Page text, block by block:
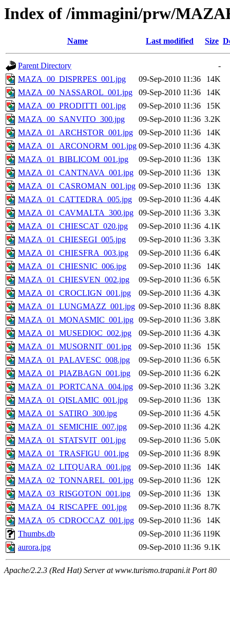
Index of /immagini/prw/
Name Last modified Size
Parent Directory
-
MAZA_00_DISPRPES_001.jpg
09-Sep-2010 11:36
14K
MAZA_00_NASSAROL_001.jpg
09-Sep-2010 11:36
14K
MAZA_00_PRODITTI_001.jpg
09-Sep-2010 11:36
15K
MAZA_00_SANVITO_300.jpg
09-Sep-2010 11:36 3.2K
MAZA_01_ARCHSTOR_001.jpg
09-Sep-2010 11:36
14K
MAZA_01_ARCONORM_001.jpg 09-Sep-2010 11:36 4.3K
MAZA_01_BIBLICOM_001.jpg
09-Sep-2010 11:36
13K
MAZA_01_CANTNAVA_001.jpg 09-Sep-2010 11:36
13K
MAZA_01_CASROMAN_001.jpg 09-Sep-2010 11:36
13K
MAZA_01_CATTEDRA_005.jpg
09-Sep-2010 11:36 4.4K
MAZA_01_CAVMALTA_300.jpg 09-Sep-2010 11:36 3.3K
MAZA_01_CHIESCAT_020.jpg
09-Sep-2010 11:36 4.1K
MAZA_01_CHIESEGI_005.jpg
09-Sep-2010 11:36 3.3K
MAZA_01_CHIESFRA_003.jpg
09-Sep-2010 11:36 6.4K
MAZA_01_CHIESNIC_006.jpg
09-Sep-2010 11:36
14K
MAZA_01_CHIESVEN_002.jpg
09-Sep-2010 11:36 6.5K
MAZA_01_CROCLIGN_001.jpg
09-Sep-2010 11:36 4.3K
MAZA_01_LUNGMAZZ_001.jpg 09-Sep-2010 11:36 8.8K
MAZA_01_MONASMIC_001.jpg 09-Sep-2010 11:36 3.8K
MAZA_01_MUSEDIOC_002.jpg
09-Sep-2010 11:36 4.3K
MAZA_01_MUSORNIT_001.jpg
09-Sep-2010 11:36
15K
MAZA_01_PALAVESC_008.jpg
09-Sep-2010 11:36 6.5K
MAZA_01_PIAZBAGN_001.jpg
09-Sep-2010 11:36 6.2K
MAZA_01_PORTCANA_004.jpg
09-Sep-2010 11:36 3.2K
MAZA_01_QISLAMIC_001.jpg
09-Sep-2010 11:36
13K
MAZA_01_SATIRO_300.jpg
09-Sep-2010 11:36 4.5K
MAZA_01_SEMICHIE_007.jpg
09-Sep-2010 11:36 4.2K
MAZA_01_STATSVIT_001.jpg
09-Sep-2010 11:36 5.0K
MAZA_01_TRASFIGU_001.jpg
09-Sep-2010 11:36 8.9K
MAZA_02_LITQUARA_001.jpg
09-Sep-2010 11:36
14K
MAZA_02_TONNAREL_001.jpg 09-Sep-2010 11:36
12K
MAZA_03_RISGOTON_001.jpg
09-Sep-2010 11:36
13K
MAZA_04_RISCAPFE_001.jpg
09-Sep-2010 11:36 8.7K
MAZA_05_CDROCCAZ_001.jpg 09-Sep-2010 11:36
14K
Thumbs.db
09-Sep-2010 11:36 119K
aurora.jpg
09-Sep-2010 11:36 9.1K
Apache/2.2.3 (Red Hat) Server at www.turismo.trapani.it Port 80